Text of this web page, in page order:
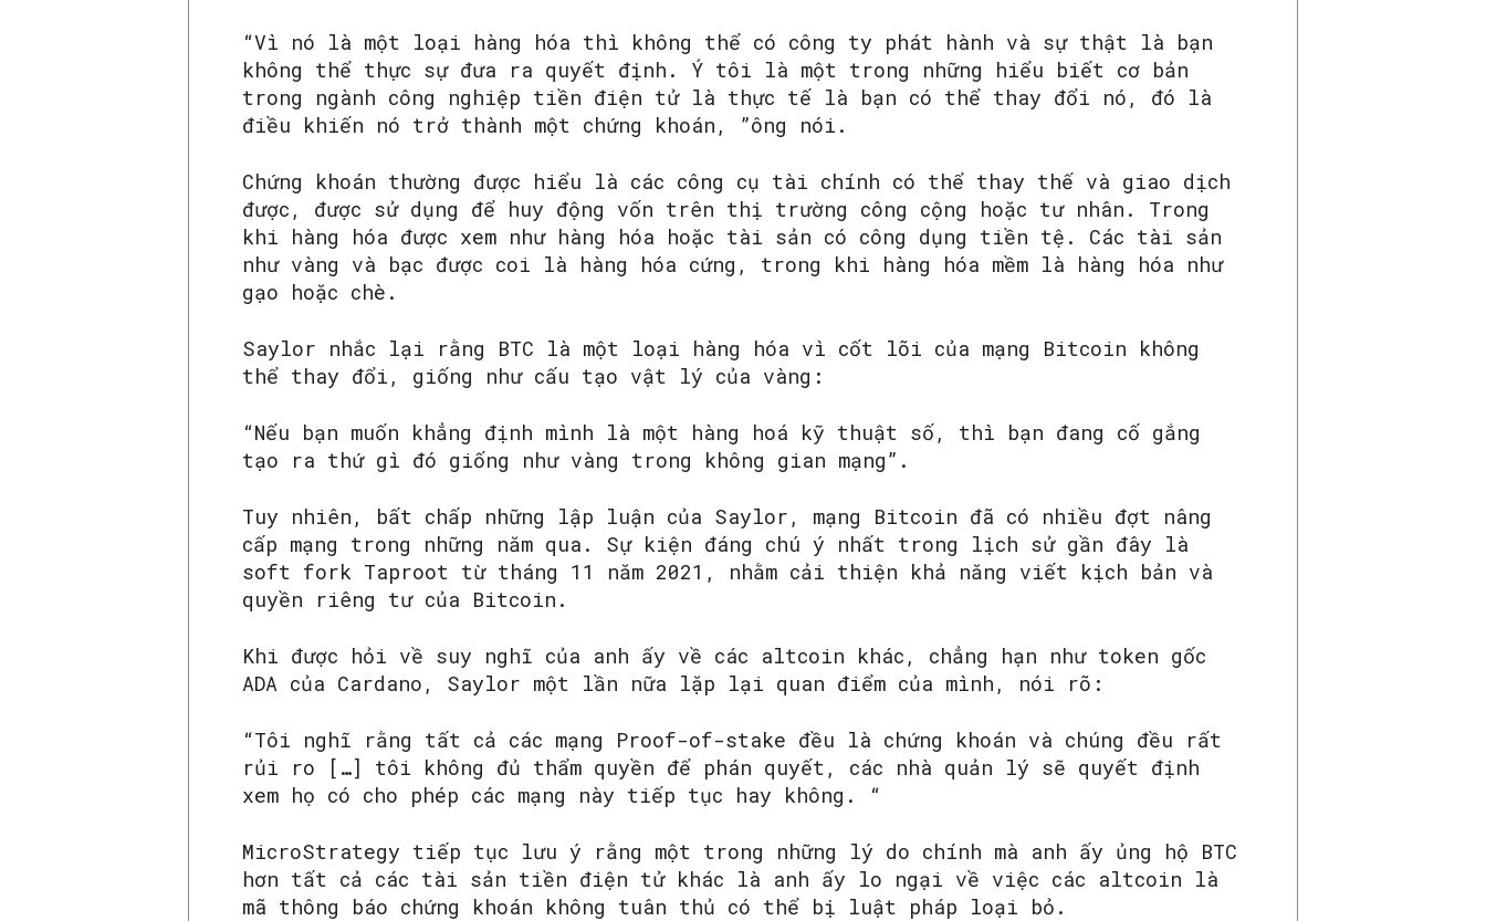
“Vì nó là một loại hàng hóa thì không thể có công ty phát hành và sự thật là bạn
không thể thực sự đưa ra quyết định. Ý tôi là một trong những hiểu biết cơ bản
trong ngành công nghiệp tiền điện tử là thực tế là bạn có thể thay đổi nó, đó là
điều khiến nó trở thành một chứng khoán, ”ông nói.
Chứng khoán thường được hiểu là các công cụ tài chính có thể thay thế và giao dịch
được, được sử dụng để huy động vốn trên thị trường công cộng hoặc tư nhân. Trong
khi hàng hóa được xem như hàng hóa hoặc tài sản có công dụng tiền tệ. Các tài sản
như vàng và bạc được coi là hàng hóa cứng, trong khi hàng hóa mềm là hàng hóa như
gạo hoặc chè.
Saylor nhắc lại rằng BTC là một loại hàng hóa vì cốt lõi của mạng Bitcoin không
thể thay đổi, giống như cấu tạo vật lý của vàng:
“Nếu bạn muốn khẳng định mình là một hàng hoá kỹ thuật số, thì bạn đang cố gắng
tạo ra thứ gì đó giống như vàng trong không gian mạng”.
Tuy nhiên, bất chấp những lập luận của Saylor, mạng Bitcoin đã có nhiều đợt nâng
cấp mạng trong những năm qua. Sự kiện đáng chú ý nhất trong lịch sử gần đây là
soft fork Taproot từ tháng 11 năm 2021, nhằm cải thiện khả năng viết kịch bản và
quyền riêng tư của Bitcoin.
Khi được hỏi về suy nghĩ của anh ấy về các altcoin khác, chẳng hạn như token gốc
ADA của Cardano, Saylor một lần nữa lặp lại quan điểm của mình, nói rõ:
“Tôi nghĩ rằng tất cả các mạng Proof-of-stake đều là chứng khoán và chúng đều rất
rủi ro […] tôi không đủ thẩm quyền để phán quyết, các nhà quản lý sẽ quyết định
xem họ có cho phép các mạng này tiếp tục hay không. “
MicroStrategy tiếp tục lưu ý rằng một trong những lý do chính mà anh ấy ủng hộ BTC
hơn tất cả các tài sản tiền điện tử khác là anh ấy lo ngại về việc các altcoin là
mã thông báo chứng khoán không tuân thủ có thể bị luật pháp loại bỏ.